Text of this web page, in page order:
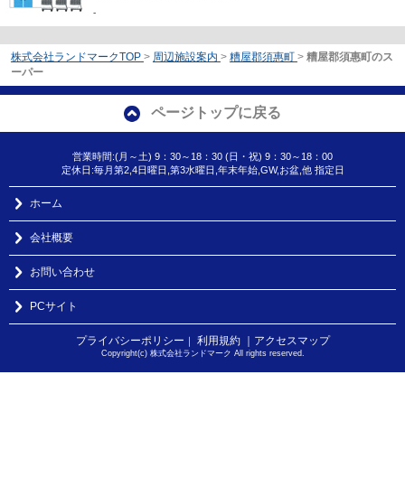
-
株式会社ランドマークTOP > 周辺施設案内 > 糟屋郡須惠町 > 糟屋郡須惠町のス
ーパー
ページトップに戻る
営業時間:(月～土) 9：30～18：30 (日・祝) 9：30～18：00
定休日:毎月第2,4日曜日,第3水曜日,年末年始,GW,お盆,他 指定日
ホーム
会社概要
お問い合わせ
PCサイト
プライバシーポリシー ｜ 利用規約 ｜アクセスマップ
Copyright(c) 株式会社ランドマーク All rights reserved.